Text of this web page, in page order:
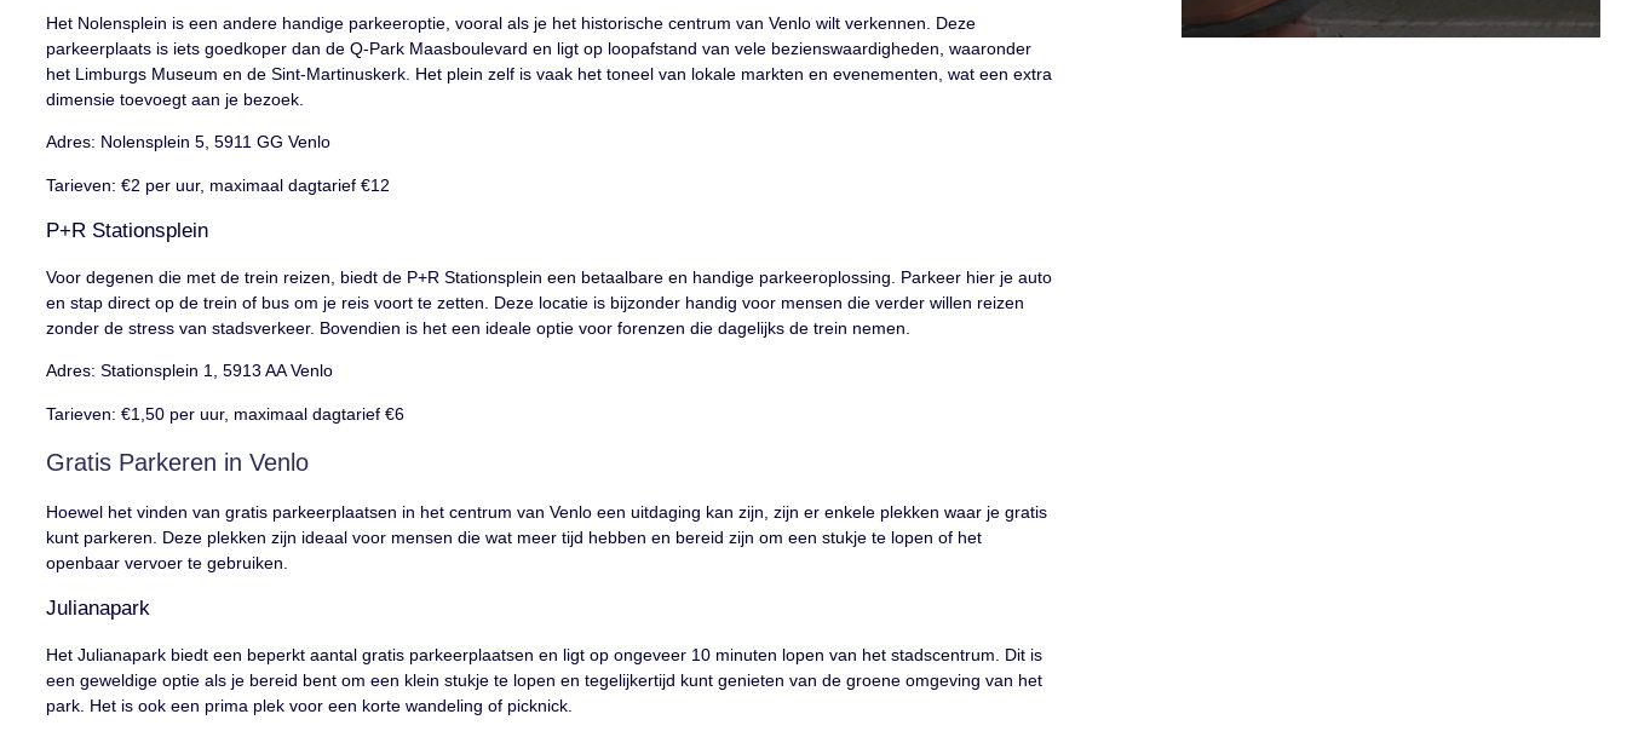
Het Nolensplein is een andere handige parkeeroptie, vooral als je het historische centrum van Venlo wilt verkennen. Deze
parkeerplaats is iets goedkoper dan de Q-Park Maasboulevard en ligt op loopafstand van vele bezienswaardigheden, waaronder
het Limburgs Museum en de Sint-Martinuskerk. Het plein zelf is vaak het toneel van lokale markten en evenementen, wat een extra
dimensie toevoegt aan je bezoek.
Adres: Nolensplein 5, 5911 GG Venlo
Tarieven: €2 per uur, maximaal dagtarief €12
P+R Stationsplein
Voor degenen die met de trein reizen, biedt de P+R Stationsplein een betaalbare en handige parkeeroplossing. Parkeer hier je auto
en stap direct op de trein of bus om je reis voort te zetten. Deze locatie is bijzonder handig voor mensen die verder willen reizen
zonder de stress van stadsverkeer. Bovendien is het een ideale optie voor forenzen die dagelijks de trein nemen.
Adres: Stationsplein 1, 5913 AA Venlo
Tarieven: €1,50 per uur, maximaal dagtarief €6
Gratis Parkeren in Venlo
Hoewel het vinden van gratis parkeerplaatsen in het centrum van Venlo een uitdaging kan zijn, zijn er enkele plekken waar je gratis
kunt parkeren. Deze plekken zijn ideaal voor mensen die wat meer tijd hebben en bereid zijn om een stukje te lopen of het
openbaar vervoer te gebruiken.
Julianapark
Het Julianapark biedt een beperkt aantal gratis parkeerplaatsen en ligt op ongeveer 10 minuten lopen van het stadscentrum. Dit is
een geweldige optie als je bereid bent om een klein stukje te lopen en tegelijkertijd kunt genieten van de groene omgeving van het
park. Het is ook een prima plek voor een korte wandeling of picknick.